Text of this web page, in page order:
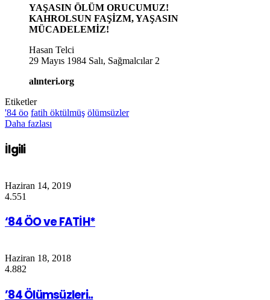
YAŞASIN ÖLÜM ORUCUMUZ!
KAHROLSUN FAŞİZM, YAŞASIN
MÜCADELEMİZ!
Hasan Telci
29 Mayıs 1984 Salı, Sağmalcılar 2
alınteri.org
Etiketler
'84 öo fatih öktülmüş ölümsüzler
Daha fazlası
İlgili
Haziran 14, 2019
4.551
‘84 ÖO ve FATİH*
Haziran 18, 2018
4.882
’84 Ölümsüzleri..